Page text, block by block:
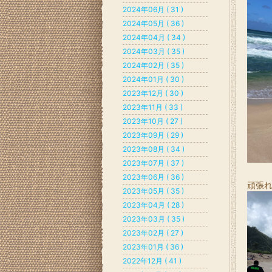
頑張
2024年06月 ( 31 )
2024年05月 ( 36 )
2024年04月 ( 34 )
2024年03月 ( 35 )
2024年02月 ( 35 )
2024年01月 ( 30 )
2023年12月 ( 30 )
2023年11月 ( 33 )
2023年10月 ( 27 )
2023年09月 ( 29 )
2023年08月 ( 34 )
2023年07月 ( 37 )
2023年06月 ( 36 )
2023年05月 ( 35 )
2023年04月 ( 28 )
2023年03月 ( 35 )
2023年02月 ( 27 )
2023年01月 ( 36 )
2022年12月 ( 41 )